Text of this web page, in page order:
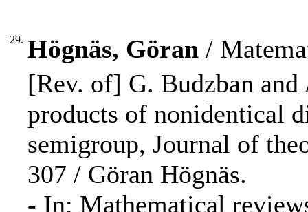
29. Högnäs, Göran /
[Rev. of] G. Budzban
products of nonidentical
semigroup, Journal of
307 / Göran Högnäs.
- In: Mathematical